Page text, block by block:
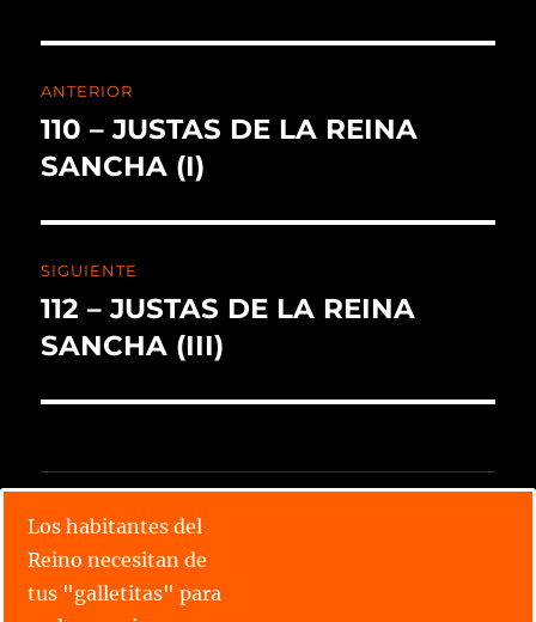
ANTERIOR
110 – JUSTAS DE LA REINA
SANCHA (I)
SIGUIENTE
112 – JUSTAS DE LA REINA
SANCHA (III)
Lee todos los relatos
Los habitantes del
Reino necesitan de
tus "galletitas" para